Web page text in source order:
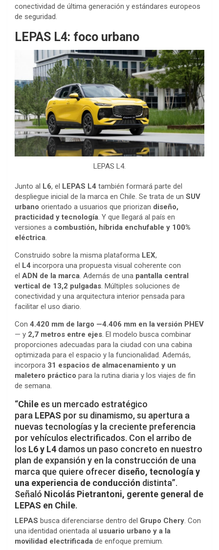
conectividad de última generación y estándares europeos
de seguridad.
LEPAS L4: foco urbano
LEPAS L4.
Junto al L6, el LEPAS L4 también formará parte del
despliegue inicial de la marca en Chile. Se trata de un SUV
urbano orientado a usuarios que priorizan diseño,
practicidad y tecnología. Y que llegará al país en
versiones a combustión, híbrida enchufable y 100%
eléctrica.
Construido sobre la misma plataforma LEX,
el L4 incorpora una propuesta visual coherente con
el ADN de la marca. Además de una pantalla central
vertical de 13,2 pulgadas. Múltiples soluciones de
conectividad y una arquitectura interior pensada para
facilitar el uso diario.
Con 4.420 mm de largo —4.406 mm en la versión PHEV
— y 2,7 metros entre ejes. El modelo busca combinar
proporciones adecuadas para la ciudad con una cabina
optimizada para el espacio y la funcionalidad. Además,
incorpora 31 espacios de almacenamiento y un
maletero práctico para la rutina diaria y los viajes de fin
de semana.
“Chile es un mercado estratégico
para LEPAS por su dinamismo, su apertura a
nuevas tecnologías y la creciente preferencia
por vehículos electrificados. Con el arribo de
los L6 y L4 damos un paso concreto en nuestro
plan de expansión y en la construcción de una
marca que quiere ofrecer diseño, tecnología y
una experiencia de conducción distinta”.
Señaló Nicolás Pietrantoni, gerente general de
LEPAS en Chile.
LEPAS busca diferenciarse dentro del Grupo Chery. Con
una identidad orientada al usuario urbano y a la
movilidad electrificada de enfoque premium.